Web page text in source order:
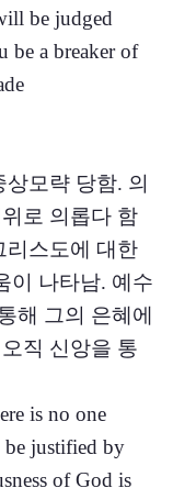
be judged
be a breaker of
모략 당함. 의
로 의롭다 함
리스도에 대한
이 나타남. 예수
해 그의 은혜에
직 신앙을 통
is no one
be justified by
of God is